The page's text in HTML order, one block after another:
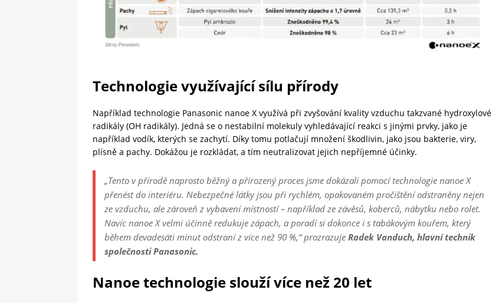
Technologie využívající sílu přírody
Například technologie Panasonic nanoe X využívá při zvyšování kvality vzduchu takzvané hydroxylové
radikály (OH radikály). Jedná se o nestabilní molekuly vyhledávající reakci s jinými prvky, jako je
například vodík, kterých se zachytí. Díky tomu potlačují množení škodlivin, jako jsou bakterie, viry,
plísně a pachy. Dokážou je rozkládat, a tím neutralizovat jejich nepříjemné účinky.
„Tento v přírodě naprosto běžný a přirozený proces jsme dokázali pomocí technologie nanoe X
přenést do interiéru. Nebezpečné látky jsou při rychlém, opakovaném pročištění odstraněny nejen
ze vzduchu, ale zároveň z vybavení místností – například ze závěsů, koberců, nábytku nebo rolet.
Navíc nanoe X velmi účinně redukuje zápach, a poradí si dokonce i s tabákovým kouřem, který
během devadesáti minut odstraní z více než 90 %,“prozrazuje Radek Vanduch, hlavní technik
společnosti Panasonic.
Nanoe technologie slouží více než 20 let